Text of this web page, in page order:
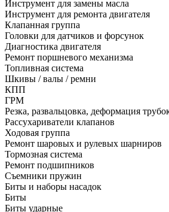
Инструмент для замены масла
Инструмент для ремонта двигателя
Клапанная группа
Головки для датчиков и форсунок
Диагностика двигателя
Ремонт поршневого механизма
Топливная система
Шкивы / валы / ремни
КПП
ГРМ
Резка, развальцовка, деформация
Рассухариватели клапанов
Ходовая группа
Ремонт шаровых и рулевых шарниров
Тормозная система
Ремонт подшипников
Съемники пружин
Биты и наборы насадок
Биты
Биты ударные